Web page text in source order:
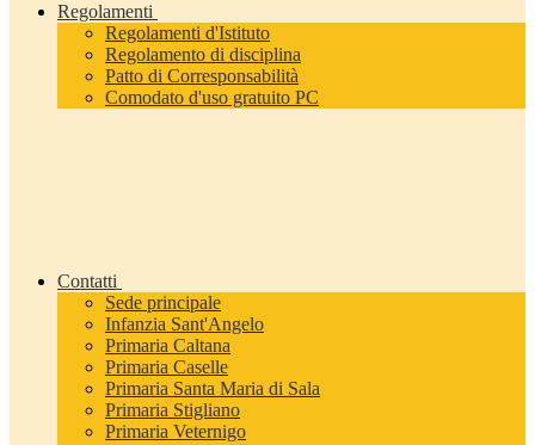
Regolamenti
Regolamenti d'Istituto
Regolamento di disciplina
Patto di Corresponsabilità
Comodato d'uso gratuito PC
Contatti
Sede principale
Infanzia Sant'Angelo
Primaria Caltana
Primaria Caselle
Primaria Santa Maria di Sala
Primaria Stigliano
Primaria Veternigo